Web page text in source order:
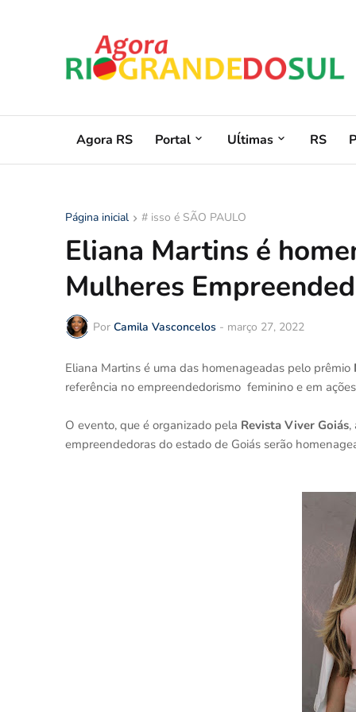
Agora RS Portal Uĺtimas RS
Página inicial # isso é SÃO PAULO
Eliana Martins é
Mulheres
Por Camila Vasconcelos - março 27, 2022
Eliana Martins é uma das homenageadas pelo prêmio
referência no empreendedorismo feminino e em
O evento, que é organizado pela Revista Viver Goiás,
empreendedoras do estado de Goiás serão